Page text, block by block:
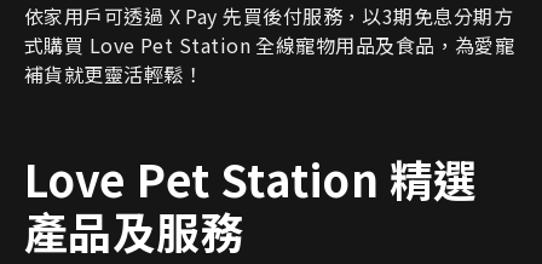
依家用戶可透過 X Pay 先買後付服務，以3期免息分期方
式購買 Love Pet Station 全線寵物用品及食品，為愛寵
補貨就更靈活輕鬆！
Love Pet Station 精選
產品及服務